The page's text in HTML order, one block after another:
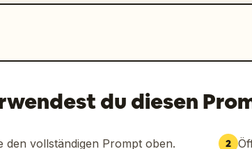
Outfit mit Schleife,
im
wehen und blickt in den
du diesen
den vollständigen Prompt oben. 2